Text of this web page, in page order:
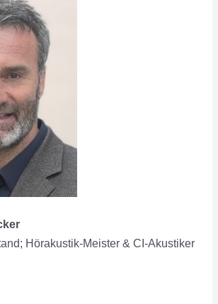
Hörakustik-Meister & CI-Akustiker